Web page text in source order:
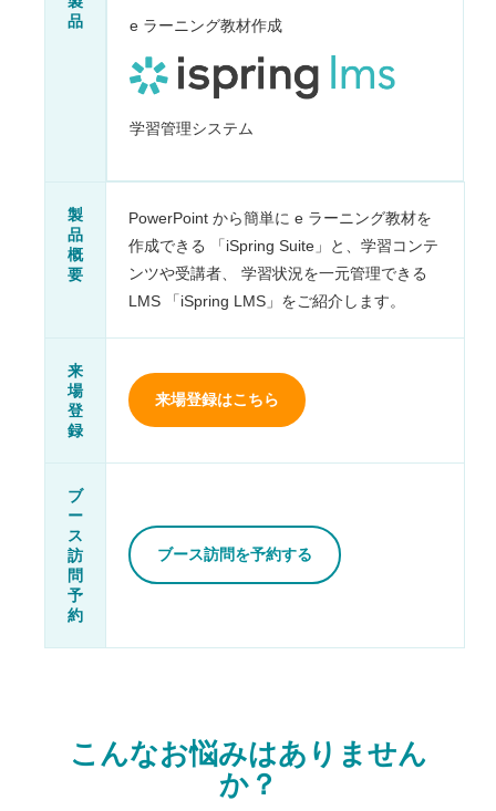
品
e ラーニング教材作成
学習管理システム
製
品
概
要
PowerPoint から簡単に e ラーニング教材を
作成できる 「iSpring Suite」と、学習コンテ
ンツや受講者、 学習状況を一元管理できる
LMS 「iSpring LMS」をご紹介します。
来
場
登
録
来場登録はこちら
ブ
ー
ス
訪
問
予
約
ブース訪問を予約する
こんなお悩みはありません
か？